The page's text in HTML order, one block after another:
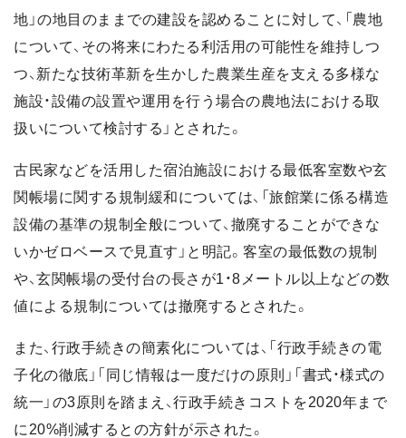
地」の地目のままでの建設を認めることに対して、「農地
について、その将来にわたる利活用の可能性を維持しつ
つ、新たな技術革新を生かした農業生産を支える多様な
施設・設備の設置や運用を行う場合の農地法における取
扱いについて検討する」とされた。
古民家などを活用した宿泊施設における最低客室数や玄
関帳場に関する規制緩和については、「旅館業に係る構造
設備の基準の規制全般について、撤廃することができな
いかゼロベースで見直す」と明記。客室の最低数の規制
や、玄関帳場の受付台の長さが1・8メートル以上などの数
値による規制については撤廃するとされた。
また、行政手続きの簡素化については、「行政手続きの電
子化の徹底」「同じ情報は一度だけの原則」「書式・様式の
統一」の3原則を踏まえ、行政手続きコストを2020年まで
に20%削減するとの方針が示された。